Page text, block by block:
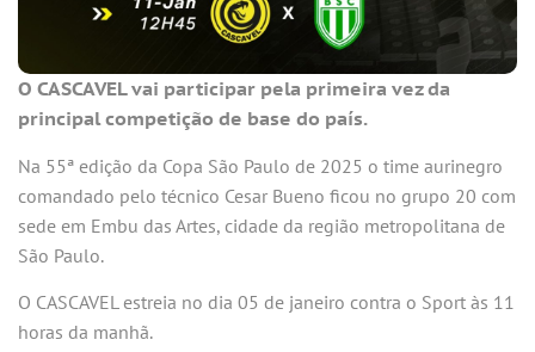
O CASCAVEL vai participar pela primeira vez da
principal competição de base do país.
Na 55ª edição da Copa São Paulo de 2025 o time aurinegro
comandado pelo técnico Cesar Bueno ficou no grupo 20 com
sede em Embu das Artes, cidade da região metropolitana de
São Paulo.
O CASCAVEL estreia no dia 05 de janeiro contra o Sport às 11
horas da manhã.